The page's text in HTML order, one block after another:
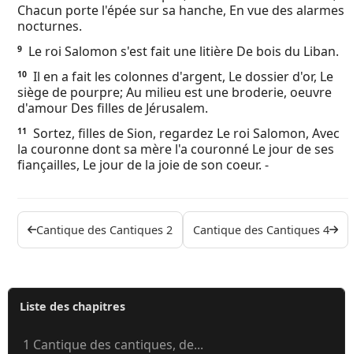
Chacun porte l'épée sur sa hanche, En vue des alarmes
nocturnes.
9 Le roi Salomon s'est fait une litière De bois du Liban.
10 Il en a fait les colonnes d'argent, Le dossier d'or, Le
siège de pourpre; Au milieu est une broderie, oeuvre
d'amour Des filles de Jérusalem.
11
Sortez, filles de Sion, regardez Le roi Salomon, Avec
la couronne dont sa mère l'a couronné Le jour de ses
fiançailles, Le jour de la joie de son coeur. -
Cantique des Cantiques 2 Cantique des Cantiques 4
Liste des chapitres
1 Cantique des cantiques, de...